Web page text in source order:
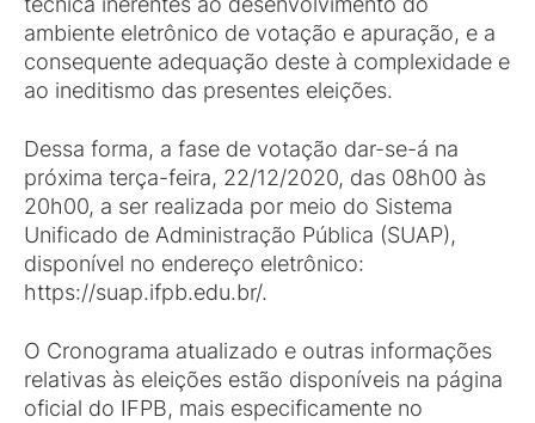
ambiente eletrônico de votação e apuração, e a
consequente adequação deste à complexidade e
ao ineditismo das presentes eleições.
Dessa forma, a fase de votação dar-se-á na
próxima terça-feira, 22/12/2020, das 08h00 às
20h00, a ser realizada por meio do Sistema
Unificado de Administração Pública (SUAP),
disponível no endereço eletrônico:
https://suap.ifpb.edu.br/.
O Cronograma atualizado e outras informações
relativas às eleições estão disponíveis na página
oficial do IFPB, mais especificamente no